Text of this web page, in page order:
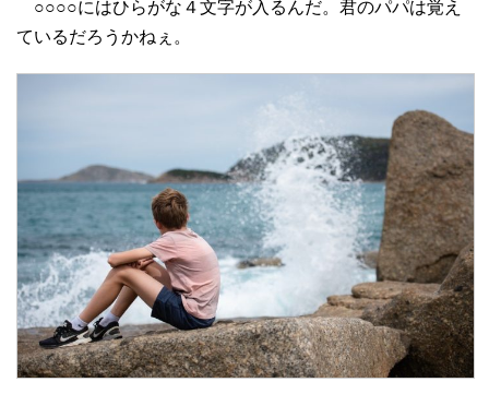
○○○○にはひらがな４文字が入るんだ。君のパパは覚え
ているだろうかねぇ。